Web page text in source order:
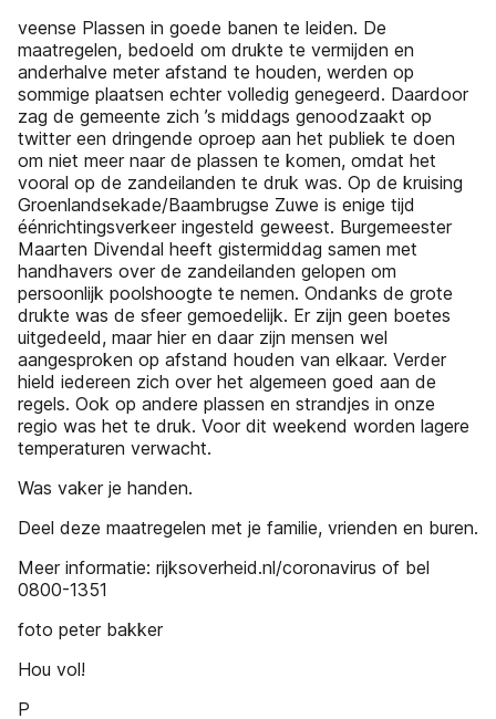
veense Plassen in goede banen te leiden. De
maatregelen, bedoeld om drukte te vermijden en
anderhalve meter afstand te houden, werden op
sommige plaatsen echter volledig genegeerd. Daardoor
zag de gemeente zich ’s middags genoodzaakt op
twitter een dringende oproep aan het publiek te doen
om niet meer naar de plassen te komen, omdat het
vooral op de zandeilanden te druk was. Op de kruising
Groenlandsekade/Baambrugse Zuwe is enige tijd
éénrichtingsverkeer ingesteld geweest. Burgemeester
Maarten Divendal heeft gistermiddag samen met
handhavers over de zandeilanden gelopen om
persoonlijk poolshoogte te nemen. Ondanks de grote
drukte was de sfeer gemoedelijk. Er zijn geen boetes
uitgedeeld, maar hier en daar zijn mensen wel
aangesproken op afstand houden van elkaar. Verder
hield iedereen zich over het algemeen goed aan de
regels. Ook op andere plassen en strandjes in onze
regio was het te druk. Voor dit weekend worden lagere
temperaturen verwacht.
Was vaker je handen.
Deel deze maatregelen met je familie, vrienden en buren.
Meer informatie: rijksoverheid.nl/coronavirus of bel
0800-1351
foto peter bakker
Hou vol!
P